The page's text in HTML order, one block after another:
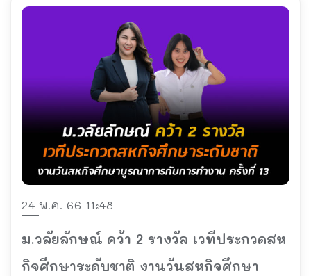
24 พ.ค. 66 11:48
ม.วลัยลักษณ์ คว้า 2 รางวัล เวทีประกวดสห
กิจศึกษาระดับชาติ งานวันสหกิจศึกษา